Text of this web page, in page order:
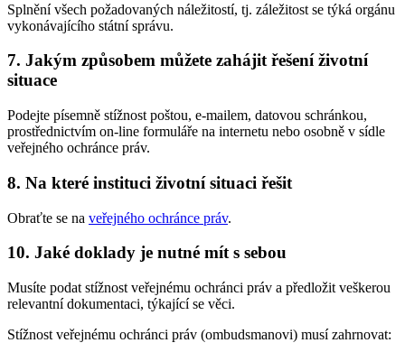
Splnění všech požadovaných náležitostí, tj. záležitost se týká orgánu
vykonávajícího státní správu.
7. Jakým způsobem můžete zahájit řešení životní
situace
Podejte písemně stížnost poštou, e-mailem, datovou schránkou,
prostřednictvím on-line formuláře na internetu nebo osobně v sídle
veřejného ochránce práv.
8. Na které instituci životní situaci řešit
Obraťte se na veřejného ochránce práv.
10. Jaké doklady je nutné mít s sebou
Musíte podat stížnost veřejnému ochránci práv a předložit veškerou
relevantní dokumentaci, týkající se věci.
Stížnost veřejnému ochránci práv (ombudsmanovi) musí zahrnovat: